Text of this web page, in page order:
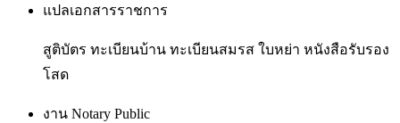
แปลเอกสารราชการ
สูติบัตร ทะเบียนบ้าน ทะเบียนสมรส ใบหย่า หนังสือรับรอง
โสด
งาน Notary Public